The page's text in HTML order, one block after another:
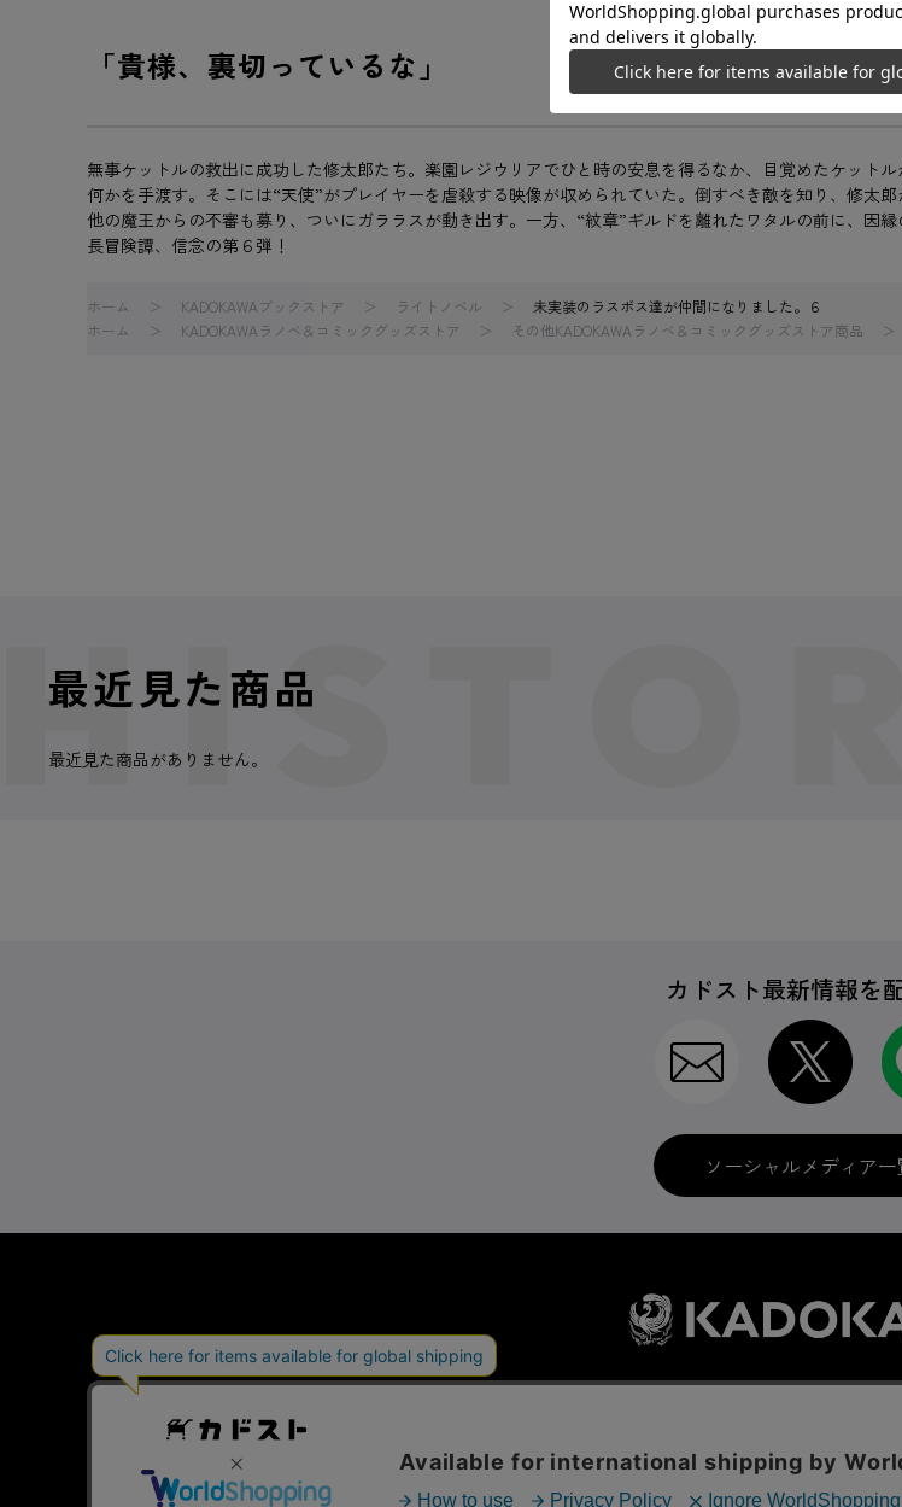
「貴様、裏切っているな」
無事ケットルの救出に成功した修太郎たち。楽園レジウリアでひと時の安息を得るなか、目覚めたケット
何かを手渡す。そこには“天使”がプレイヤーを虐殺する映像が収められていた。倒すべき敵を知り、修太
他の魔王からの不審も募り、ついにガララスが動き出す。一方、“紋章”ギルドを離れたワタルの前に、
長冒険譚、信念の第６弾！
ホーム KADOKAWAブックストア ライトノベル
未実装のラスボス達が仲間になりました。６
ホーム
KADOKAWAラノベ＆コミックグッズストア その他KADOKAWAラノベ＆コミックグッズストア商品
最近見た商品
最近見た商品がありません。
カドスト最新情報を
ソーシャルメディア
特定商取引法に関する表示
プライバシーポリシー